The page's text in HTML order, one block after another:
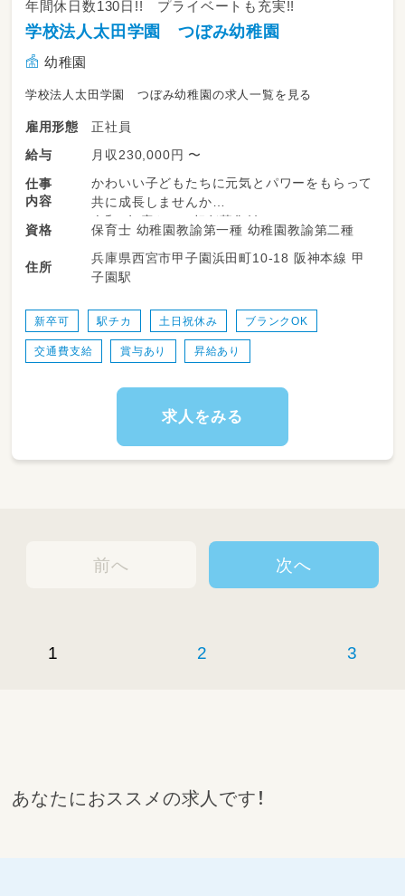
年間休日数130日!! プライベートも充実!!
学校法人太田学園 つぼみ幼稚園
幼稚園
学校法人太田学園 つぼみ幼稚園の求人一覧を見る
雇用形態
正社員
給与
月収230,000円 〜
仕事
内容
かわいい子どもたちに元気とパワーをもらって
共に成長しませんか
令和8年度クラス担任募集！！
資格 保育士 幼稚園教諭第一種 幼稚園教諭第二種
住所
兵庫県西宮市甲子園浜田町10-18 阪神本線 甲
子園駅
新卒可 駅チカ 土日祝休み ブランクOK
交通費支給 賞与あり 昇給あり
求人をみる
前へ
1 2 3
次へ
あなたにおススメの求人です！